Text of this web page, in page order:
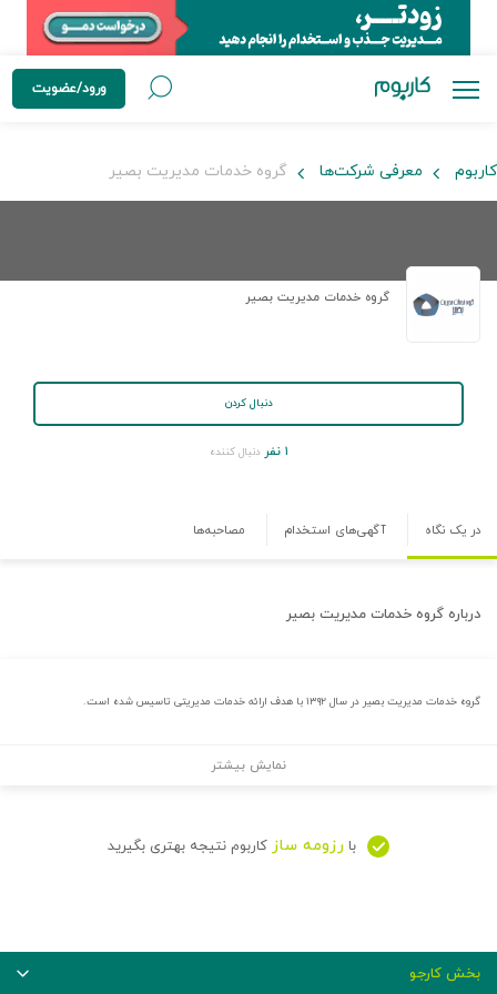
ورود/عضویت
کاربوم معرفی شرکت‌ها گروه خدمات مدیریت بصیر
گروه خدمات مدیریت بصیر
دنبال کردن
۱ نفر دنبال کننده
در یک نگاه آگهی‌های استخدام مصاحبه‌ها
درباره گروه خدمات مدیریت بصیر
گروه خدمات مدیریت بصیر در سال ۱۳۹۲ با هدف ارائه خدمات مدیریتی تاسیس شده است.
نمایش بیشتر
با رزومه ساز کاربوم نتیجه بهتری بگیرید
بخش کارجو